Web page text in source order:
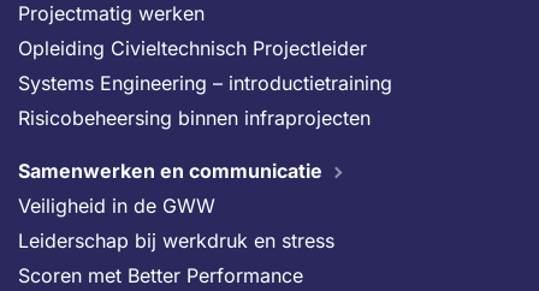
Projectmatig werken
Opleiding Civieltechnisch Projectleider
Systems Engineering – introductietraining
Risicobeheersing binnen infraprojecten
Samenwerken en communicatie
Veiligheid in de GWW
Leiderschap bij werkdruk en stress
Scoren met Better Performance